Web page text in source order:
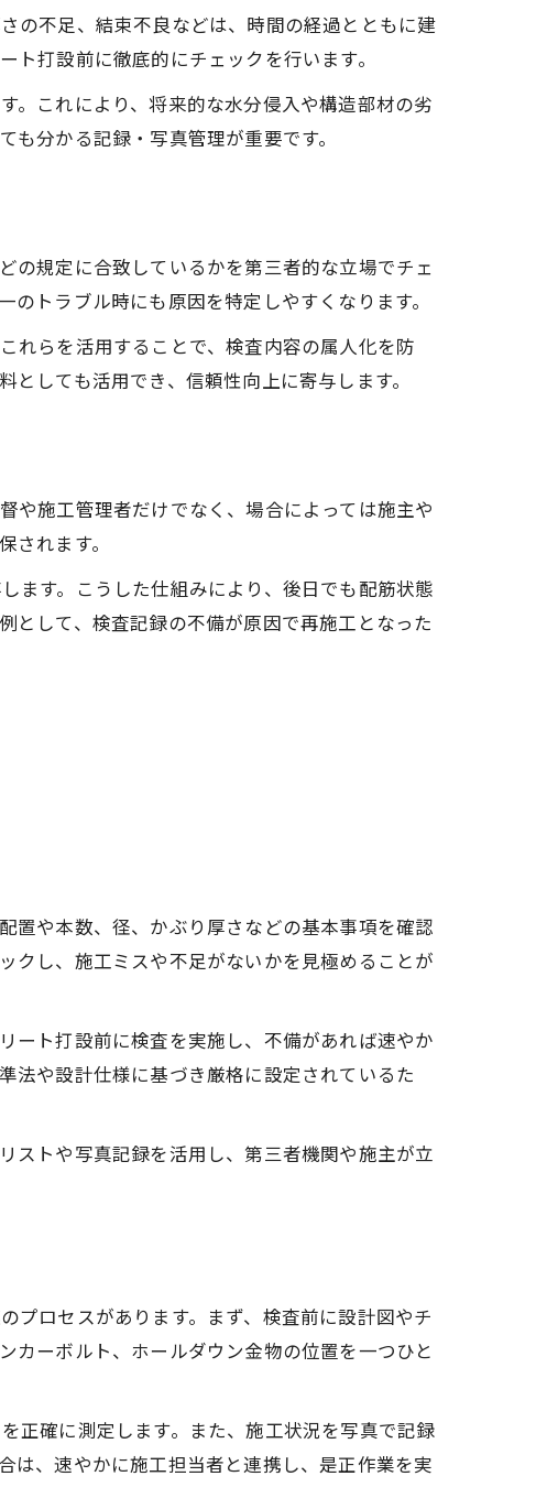
用法
点
術
の不足、結束不良などは、時間の経過とともに建
打設前に徹底的にチェックを行います。
。これにより、将来的な水分侵入や構造部材の劣
分かる記録・写真管理が重要です。
の規定に合致しているかを第三者的な立場でチェ
トラブル時にも原因を特定しやすくなります。
れらを活用することで、検査内容の属人化を防
しても活用でき、信頼性向上に寄与します。
や施工管理者だけでなく、場合によっては施主や
れます。
ます。こうした仕組みにより、後日でも配筋状態
として、検査記録の不備が原因で再施工となった
置や本数、径、かぶり厚さなどの基本事項を確認
クし、施工ミスや不足がないかを見極めることが
ート打設前に検査を実施し、不備があれば速やか
法や設計仕様に基づき厳格に設定されているた
ストや写真記録を活用し、第三者機関や施主が立
プロセスがあります。まず、検査前に設計図やチ
カーボルト、ホールダウン金物の位置を一つひと
正確に測定します。また、施工状況を写真で記録
は、速やかに施工担当者と連携し、是正作業を実